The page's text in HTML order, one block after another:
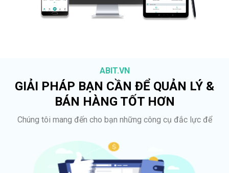
ABIT.VN
GIẢI PHÁP BẠN CẦN ĐỂ QUẢN LÝ &
BÁN HÀNG TỐT HƠN
Chúng tôi mang đến cho bạn những công cụ đắc lực để